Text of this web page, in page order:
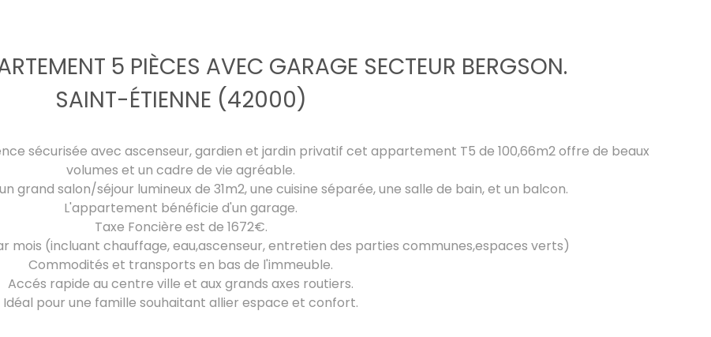
5 PIÈCES AVEC GARAGE SECTEUR BERGSON.
SAINT-ÉTIENNE (42000)
sécurisée avec ascenseur, gardien et jardin privatif cet appartement T5 de 100,66m2 offre de beaux
volumes et un cadre de vie agréable.
grand salon/séjour lumineux de 31m2, une cuisine séparée, une salle de bain, et un balcon.
L'appartement bénéficie d'un garage.
Taxe Foncière est de 1672€.
(incluant chauffage, eau,ascenseur, entretien des parties communes,espaces verts)
Commodités et transports en bas de l'immeuble.
Accés rapide au centre ville et aux grands axes routiers.
Idéal pour une famille souhaitant allier espace et confort.